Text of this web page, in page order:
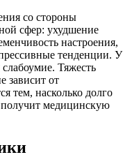
со стороны
сфер: ухудшение
настроения,
тенденции. У
Тяжесть
зависит от
тем, насколько долго
получит медицинскую